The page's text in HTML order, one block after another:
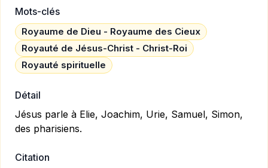
Mots-clés
Royaume de Dieu - Royaume des Cieux
Royauté de Jésus-Christ - Christ-Roi
Royauté spirituelle
Détail
Jésus parle à Elie, Joachim, Urie, Samuel, Simon,
des pharisiens.
Citation